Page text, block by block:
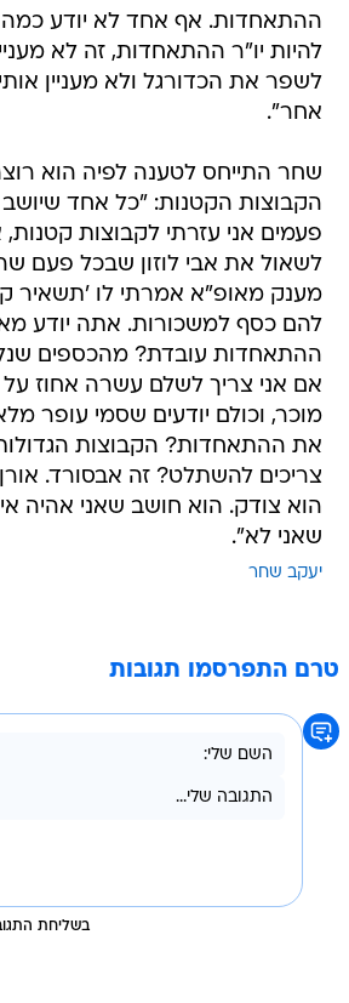
ההתאחדות. אף אחד לא יודע כמה
להיות יו"ר ההתאחדות, זה לא
לשפר את הכדורגל ולא מעניין
אחר".
שחר התייחס לטענה לפיה הוא
הקבוצות הקטנות: "כל אחד
פעמים אני עזרתי לקבוצות קטנות,
לשאול את אבי לוזון שבכל פעם
מענק מאופ"א אמרתי לו 'תשאיר
להם כסף למשכורות. אתה יודע
ההתאחדות עובדת? מהכספים
אם אני צריך לשלם עשרה אחוז על
מוכר, וכולם יודעים שסמי עופר
את ההתאחדות? הקבוצות
צריכים להשתלט? זה אבסורד.
הוא צודק. הוא חושב שאני אהיה
שאני לא".
יעקב שחר
טרם התפרסמו תגובות
בשליחת